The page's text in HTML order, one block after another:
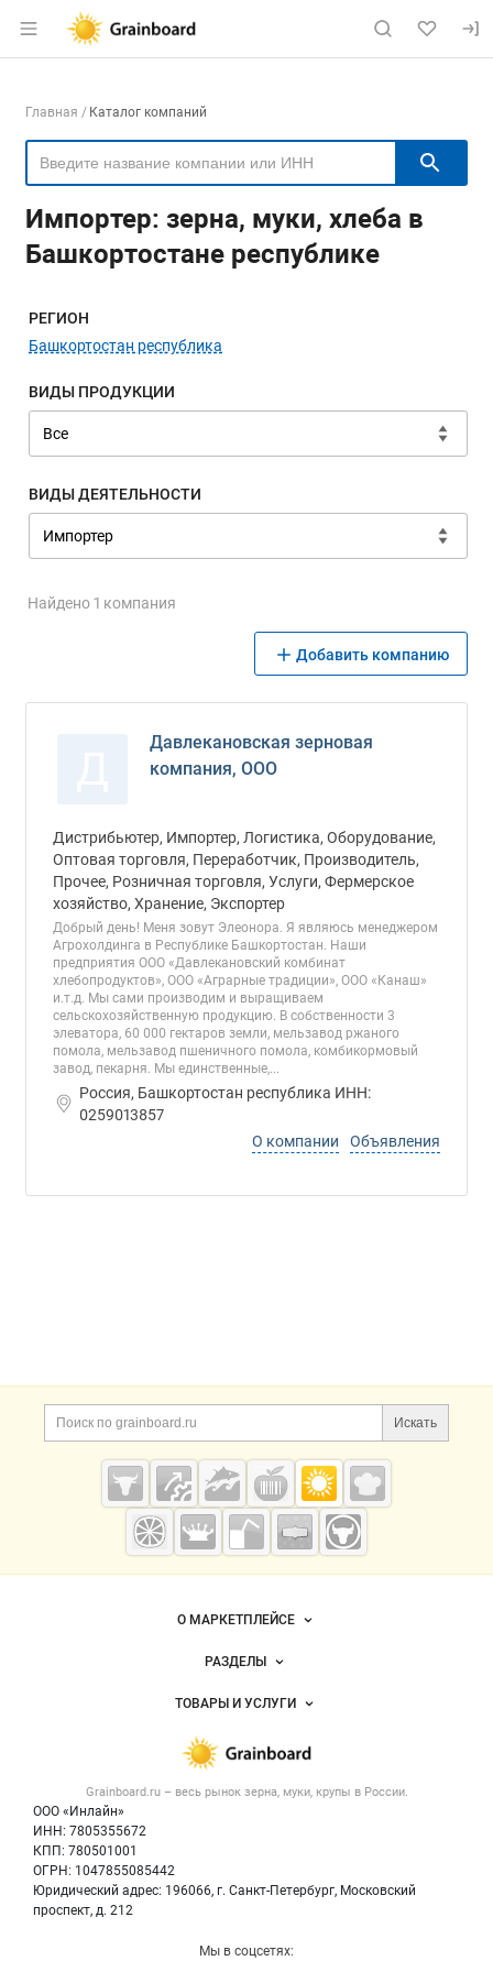
Раздел навигации по сайту
Навигация по компаниям
Главная Каталог компаний
Импортер: зерна, муки, хлеба в
Башкортостане республике
Меню навигации
РЕГИОН
Башкортостан республика
ВИДЫ ПРОДУКЦИИ
ВИДЫ ДЕЯТЕЛЬНОСТИ
Найдено 1 компания
Добавить компанию
Давлекановская зерновая
компания, ООО
Дистрибьютер, Импортер, Логистика, Оборудование,
Оптовая торговля, Переработчик, Производитель,
Прочее, Розничная торговля, Услуги, Фермерское
хозяйство, Хранение, Экспортер
Добрый день! Меня зовут Элеонора. Я являюсь менеджером
Агрохолдинга в Республике Башкортостан. Наши
предприятия ООО «Давлекановский комбинат
хлебопродуктов», ООО «Аграрные традиции», ООО «Канаш»
и.т.д. Мы сами производим и выращиваем
сельскохозяйственную продукцию. В собственности 3
элеватора, 60 000 гектаров земли, мельзавод ржаного
помола, мельзавод пшеничного помола, комбикормовый
завод, пекарня. Мы единственные,...
Россия, Башкортостан республика ИНН:
0259013857
О компании
Объявления
Дополнительная информация
Поиск по сайту и
Искать
Cсылки на полезные проекты
Grainboard.ru
— зерно и
мука
Важные разделы и контакты
Grainboard.ru – весь рынок зерна, муки, крупы в России.
ООО «Инлайн»
ИНН: 7805355672
КПП: 780501001
ОГРН: 1047855085442
Юридический адрес: 196066, г. Санкт-Петербург, Московский
проспект, д. 212
Навигация по сайтуО МАРКЕТПЛЕЙСЕ
Новости Grainboard.ru
Размещение рекламы
Публичная оферта
Контактная информация
Политика обработки персональных данных
РАЗДЕЛЫ
Объявления
Новости рынка
ТОВАРЫ И УСЛУГИ
Крупы
Мука
Мы в соцсетях: